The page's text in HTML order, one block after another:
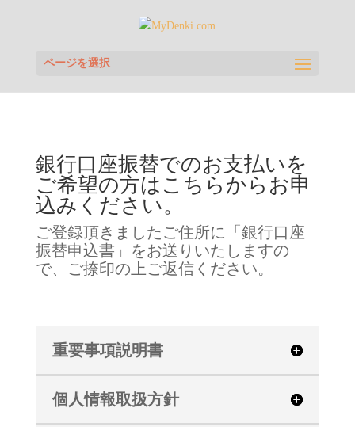
ページを選択
銀行口座振替でのお支払いを
ご希望の方はこちらからお申
込みください。
ご登録頂きましたご住所に「銀行口座
振替申込書」をお送りいたしますの
で、ご捺印の上ご返信ください。
重要事項説明書
個人情報取扱方針